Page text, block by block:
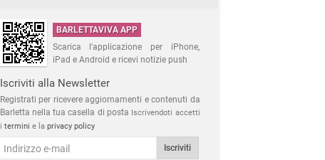
BARLETTAVIVA APP
Scarica l'applicazione per iPhone,
iPad e Android e ricevi notizie push
Iscriviti alla Newsletter
Registrati per ricevere aggiornamenti e contenuti da
Barletta nella tua casella di posta Iscrivendoti accetti
i termini e la privacy policy
Iscriviti